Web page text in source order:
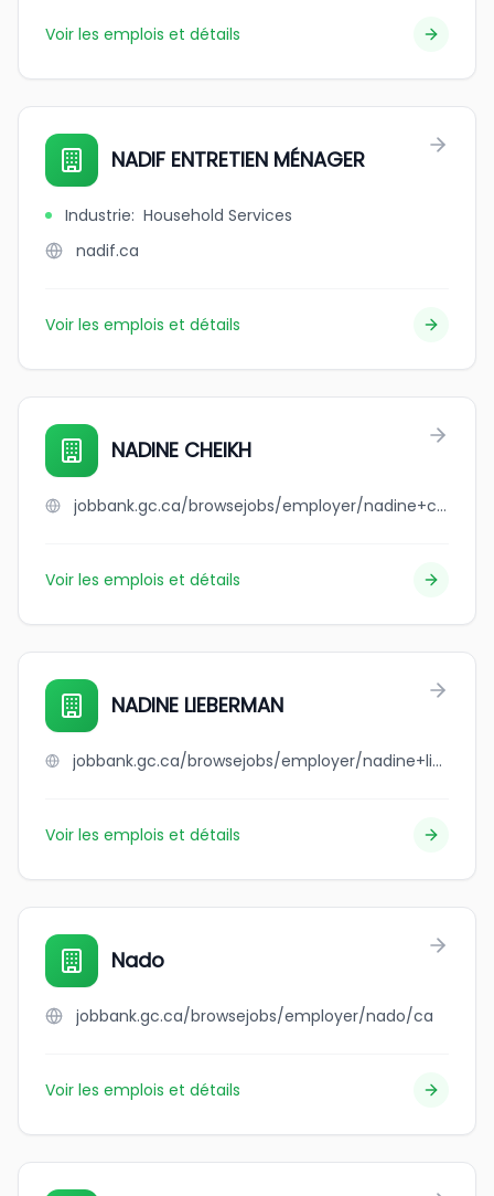
Voir les emplois et détails
NADIF ENTRETIEN MÉNAGER
Industrie: Household Services
nadif.ca
Voir les emplois et détails
NADINE CHEIKH
jobbank.gc.ca/browsejobs/employer/nadine+cheikh/ca
Voir les emplois et détails
NADINE LIEBERMAN
jobbank.gc.ca/browsejobs/employer/nadine+lieberman/ca
Voir les emplois et détails
Nado
jobbank.gc.ca/browsejobs/employer/nado/ca
Voir les emplois et détails